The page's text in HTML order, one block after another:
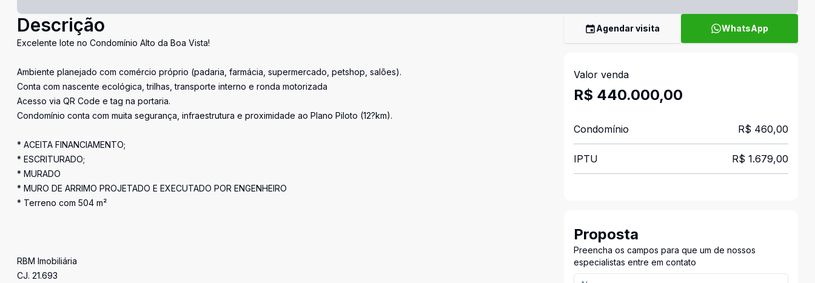
Descrição
Excelente lote no Condomínio Alto da Boa Vista!
Ambiente planejado com comércio próprio (padaria, farmácia, supermercado, petshop, salões).
Conta com nascente ecológica, trilhas, transporte interno e ronda motorizada
Acesso via QR Code e tag na portaria.
Condomínio conta com muita segurança, infraestrutura e proximidade ao Plano Piloto (12?km).
* ACEITA FINANCIAMENTO;
* ESCRITURADO;
* MURADO
* MURO DE ARRIMO PROJETADO E EXECUTADO POR ENGENHEIRO
* Terreno com 504 m²
RBM Imobiliária
CJ. 21.693
Agendar visita WhatsApp
Valor venda
R$ 440.000,00
Condomínio R$ 460,00
IPTU R$ 1.679,00
Proposta
Preencha os campos para que um de nossos
especialistas entre em contato